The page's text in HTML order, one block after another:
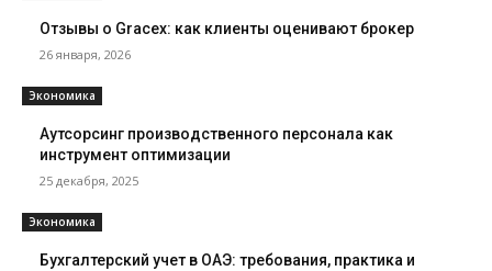
Отзывы о Gracex: как клиенты оценивают брокер
26 января, 2026
Экономика
Аутсорсинг производственного персонала как
инструмент оптимизации
25 декабря, 2025
Экономика
Бухгалтерский учет в ОАЭ: требования, практика и